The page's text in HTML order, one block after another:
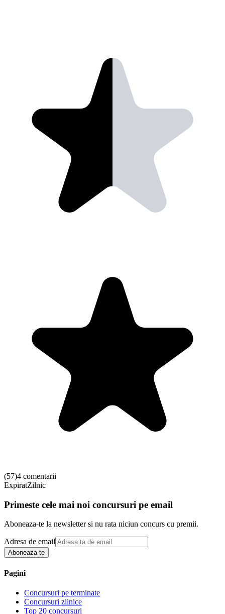
(57)4 comentarii
ExpiratZilnic
Primeste cele mai noi concursuri pe email
Aboneaza-te la newsletter si nu rata niciun concurs cu premii.
Adresa de email
Aboneaza-te
Pagini
Concursuri pe terminate
Concursuri zilnice
Top 20 concursuri